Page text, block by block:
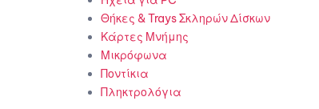
Θήκες & Trays Σκληρών Δίσκων
Κάρτες Μνήμης
Μικρόφωνα
Ποντίκια
Πληκτρολόγια